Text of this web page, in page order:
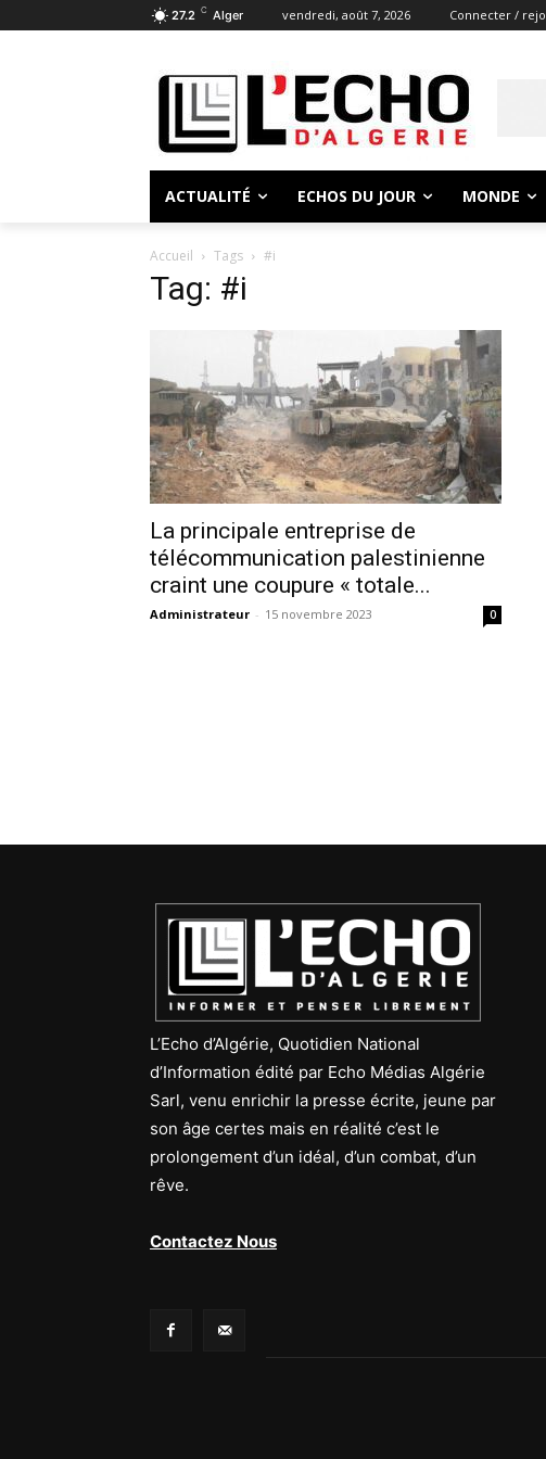
27.2 C Alger vendredi, août 7, 2026 Connecter /
ACTUALITÉ ECHOS DU JOUR MONDE
Accueil Tags #i
Tag: #i
La principale entreprise de
télécommunication palestinienne
craint une coupure « totale...
Administrateur - 15 novembre 2023 0
L’Echo d’Algérie, Quotidien National
d’Information édité par Echo Médias Algérie
Sarl, venu enrichir la presse écrite, jeune par
son âge certes mais en réalité c’est le
prolongement d’un idéal, d’un combat, d’un
rêve.
Contactez Nous